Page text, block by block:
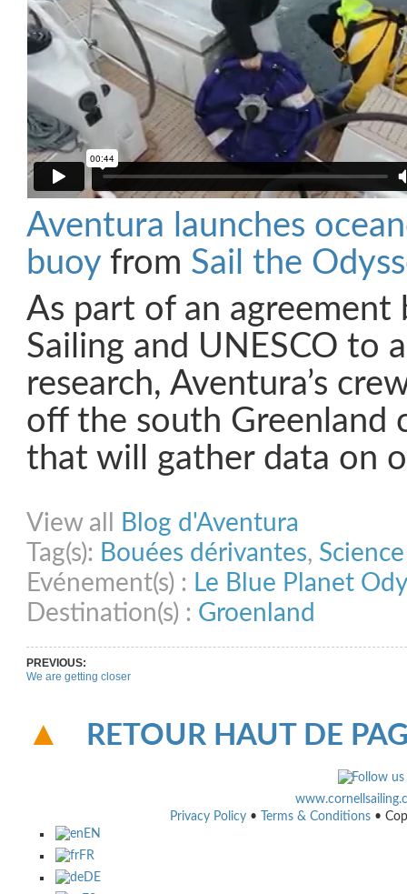
Aventura launches
buoy from Sail the
As part of an agreement
Sailing and UNESCO to
research, Aventura’s
off the south Greenland
that will gather data on
View all
Blog d'Aventura
Tag(s): Bouées dérivantes,
Evénement(s) : Le Blue Planet
Destination(s) : Groenland
PREVIOUS:
We are getting closer
RETOUR HAUT DE
Privacy Policy • Terms & Conditions •
EN
FR
DE